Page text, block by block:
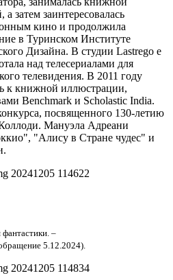
а затем заинтересовалась
кино и продолжила
в Туринском Институте
Дизайна. В студии Lastrego e
над телесериалами для
телевидения. В 2011 году
к книжной иллюстрации,
Benchmark и Scholastic India.
посвященного 130-летию
Мануэла Адреани
"Алису в Стране чудес" и
–
5.12.2024).